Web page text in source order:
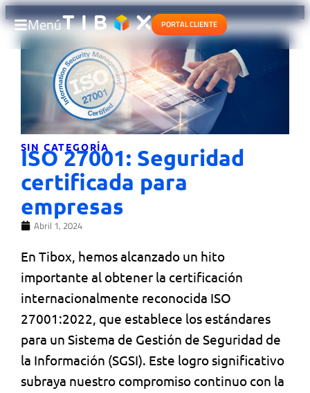
Menú PORTAL CLIENTE
SIN CATEGORÍA
ISO 27001: Seguridad
certificada para
empresas
Abril 1, 2024
En Tibox, hemos alcanzado un hito
importante al obtener la certificación
internacionalmente reconocida ISO
27001:2022, que establece los estándares
para un Sistema de Gestión de Seguridad de
la Información (SGSI). Este logro significativo
subraya nuestro compromiso continuo con la